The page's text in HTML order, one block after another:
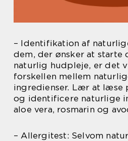
– Identifikation af
dem, der ønsker at starte
naturlig hudpleje, er det
forskellen mellem
ingredienser. Lær at
og identificere naturlige
aloe vera, rosmarin og
– Allergitest: Selvom